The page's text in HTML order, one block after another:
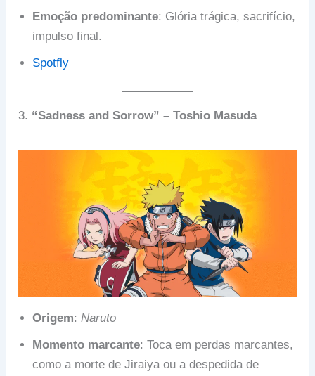
Emoção predominante: Glória trágica, sacrifício,
impulso final.
Spotfly
3. “Sadness and Sorrow” – Toshio Masuda
Origem:Naruto
Momento marcante: Toca em perdas marcantes,
como a morte de Jiraiya ou a despedida de